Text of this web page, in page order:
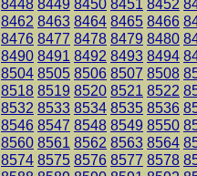
8448 8449 8450 8451 8452
8462 8463 8464 8465 8466
8476 8477 8478 8479 8480
8490 8491 8492 8493 8494
8504 8505 8506 8507 8508
8518 8519 8520 8521 8522
8532 8533 8534 8535 8536
8546 8547 8548 8549 8550
8560 8561 8562 8563 8564
8574 8575 8576 8577 8578